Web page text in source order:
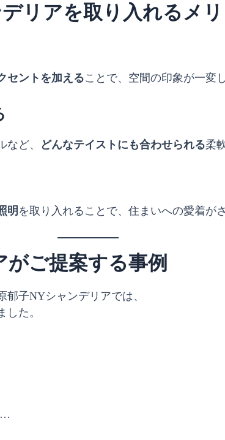
リアを取り入れるメ
セントを加えることで、空間の印象が一変
ど、 どんなテイストにも合わせられる柔
明 を取り入れることで、住まいへの愛着が
ご提案する事例
郁子NYシャンデリアでは、
た。
…